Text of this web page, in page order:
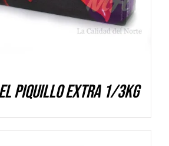
Piquillo Extra 1/3kg